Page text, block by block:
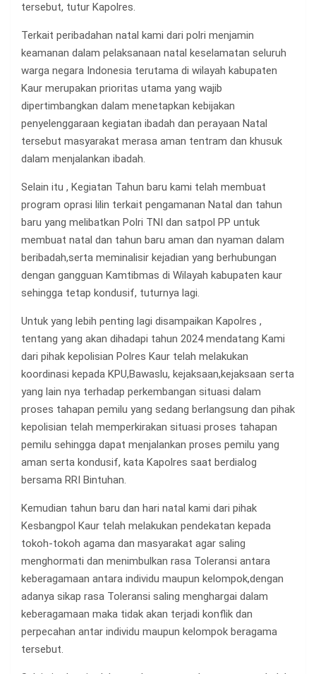
tersebut, tutur Kapolres.
Terkait peribadahan natal kami dari polri menjamin
keamanan dalam pelaksanaan natal keselamatan seluruh
warga negara Indonesia terutama di wilayah kabupaten
Kaur merupakan prioritas utama yang wajib
dipertimbangkan dalam menetapkan kebijakan
penyelenggaraan kegiatan ibadah dan perayaan Natal
tersebut masyarakat merasa aman tentram dan khusuk
dalam menjalankan ibadah.
Selain itu , Kegiatan Tahun baru kami telah membuat
program oprasi lilin terkait pengamanan Natal dan tahun
baru yang melibatkan Polri TNI dan satpol PP untuk
membuat natal dan tahun baru aman dan nyaman dalam
beribadah,serta meminalisir kejadian yang berhubungan
dengan gangguan Kamtibmas di Wilayah kabupaten kaur
sehingga tetap kondusif, tuturnya lagi.
Untuk yang lebih penting lagi disampaikan Kapolres ,
tentang yang akan dihadapi tahun 2024 mendatang Kami
dari pihak kepolisian Polres Kaur telah melakukan
koordinasi kepada KPU,Bawaslu, kejaksaan,kejaksaan serta
yang lain nya terhadap perkembangan situasi dalam
proses tahapan pemilu yang sedang berlangsung dan pihak
kepolisian telah memperkirakan situasi proses tahapan
pemilu sehingga dapat menjalankan proses pemilu yang
aman serta kondusif, kata Kapolres saat berdialog
bersama RRI Bintuhan.
Kemudian tahun baru dan hari natal kami dari pihak
Kesbangpol Kaur telah melakukan pendekatan kepada
tokoh-tokoh agama dan masyarakat agar saling
menghormati dan menimbulkan rasa Toleransi antara
keberagamaan antara individu maupun kelompok,dengan
adanya sikap rasa Toleransi saling menghargai dalam
keberagamaan maka tidak akan terjadi konflik dan
perpecahan antar individu maupun kelompok beragama
tersebut.